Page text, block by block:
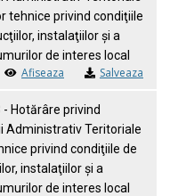
tehnice privind condiţiile
instalaţiilor şi a
de interes local
Afiseaza Salveaza
Hotărâre privind
Administrativ Teritoriale
privind condiţiile de
instalaţiilor şi a
de interes local